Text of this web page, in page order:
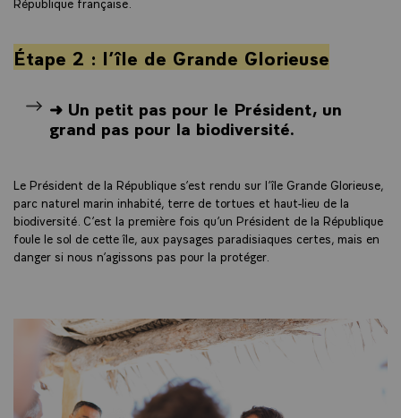
Étape 2 : l’île de Grande Glorieuse
➜ Un petit pas pour le Président, un
grand pas pour la biodiversité.
Le Président de la République s’est rendu sur l’île Grande Glorieuse,
parc naturel marin inhabité, terre de tortues et haut-lieu de la
biodiversité. C’est la première fois qu’un Président de la République
foule le sol de cette île, aux paysages paradisiaques certes, mais en
danger si nous n’agissons pas pour la protéger.